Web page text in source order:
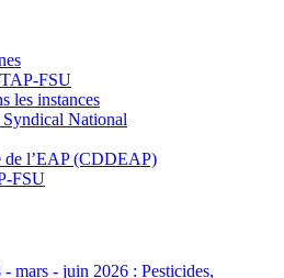
FSU
les instances
National
de l’EAP (CDDEAP)
FSU
mars - juin 2026 : Pesticides,